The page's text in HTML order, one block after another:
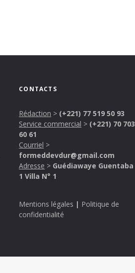
CONTACTS
Rédaction > (+221) 77 519 50 93
Service commercial > (+221) 70 703
60 61
Courriel >
formeddevdur@gmail.com
Adresse > Guédiawaye Guentaba
1 Villa N° 1
Mentions légales | Politique de
confidentialité